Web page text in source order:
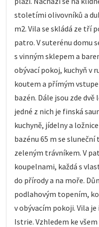
stoletími olivovníků a
m2. Vila se skládá ze tří
patro. V suterénu domu
s vinným sklepem a
obývací pokoj, kuchyň v
koutem a přímým
bazén. Dále jsou zde
jedné z nich je finská
kuchyně, jídelny a
bazénu 65 m se
zeleným trávníkem. V
koupelnami, každá s
do přírody a na moře.
podlahovým topením,
v obývacím pokoji. Vila
Istrie. Vzhledem ke